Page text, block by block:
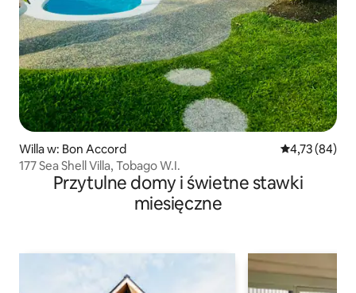
Willa w: Bon Accord Średnia
4,73 (84)
177 Sea Shell Villa, Tobago W.I.
Przytulne domy i świetne stawki
miesięczne